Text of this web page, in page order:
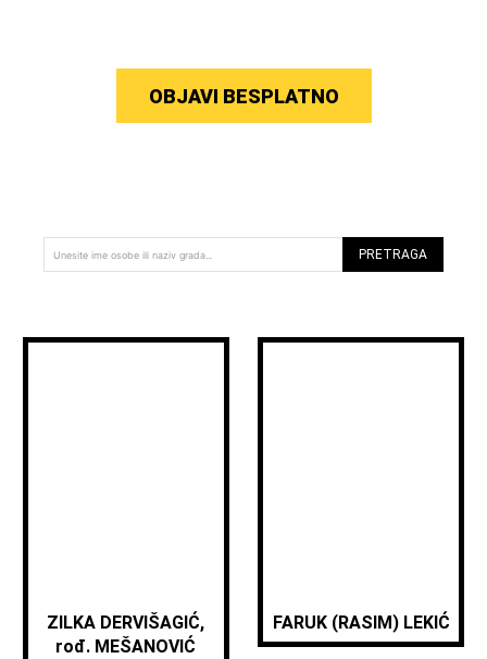
OBJAVI BESPLATNO
Unesite ime osobe ili naziv grada... PRETRAGA
ZILKA DERVIŠAGIĆ,
rođ. MEŠANOVIĆ
FARUK (RASIM) LEKIĆ